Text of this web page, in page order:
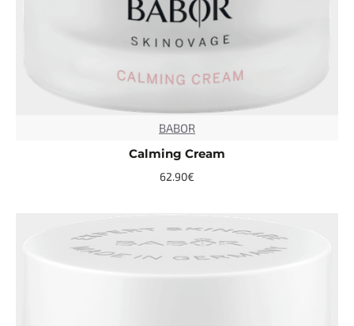
BABOR
Calming Cream
62.90€